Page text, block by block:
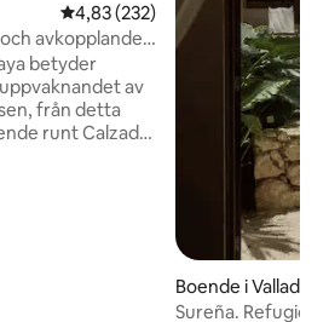
4,83 av 5 i genomsnittligt
4,83 (232)
avkopplande,
betyder
av
från detta
runt Calzada
Boende i Valladolid
Sureña. Refugio